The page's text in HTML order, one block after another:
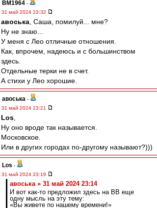
BM1964 -
31 май 2024 23:32
авоська , Саша, помилуй... мне?
Ну не знаю...
У меня с Лео отличные отношения.
Как, впрочем, надеюсь и с большинством
здесь.
Отдельные терки не в счет.
А стихи у Лео хорошие.
авоська -
31 май 2024 23:21
Los
Ну оно вроде так называется.
Московское.
Или в других городах по-другому называют?)))
Los -
31 май 2024 23:19
авоська » 31 май 2024 23:14
И вот как-то предложил здесь на ВВ еще
одну мысль на эту тему:
«Вы живете по нашему времени!»